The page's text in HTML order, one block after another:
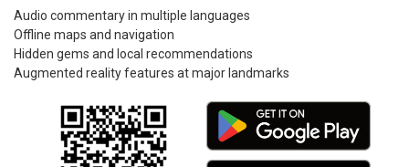
Audio commentary in multiple languages
Offline maps and navigation
Hidden gems and local recommendations
Augmented reality features at major landmarks